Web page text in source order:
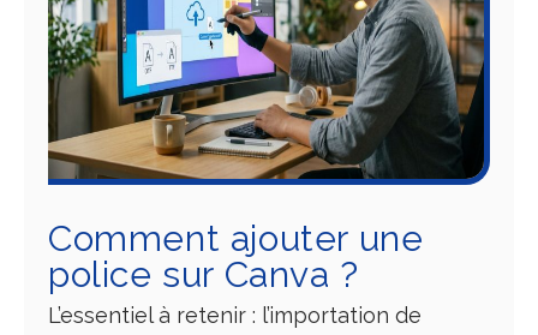
Comment ajouter une
police sur Canva ?
L’essentiel à retenir : l’importation de